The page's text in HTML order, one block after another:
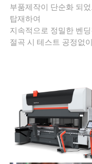
부품제작이 단순화 되
탑재하여
지속적으로 정밀한 벤
절곡 시 테스트 공정없